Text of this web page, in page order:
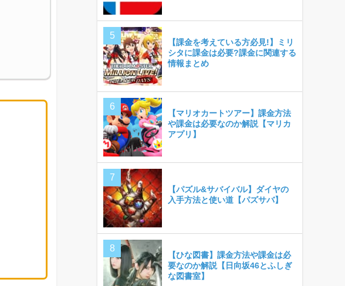
【課金を考えている方必見!】ミリ
シタに課金は必要?課金に関連する
情報まとめ
【マリオカートツアー】課金方法
や課金は必要なのか解説【マリカ
アプリ】
【パズル&サバイバル】ダイヤの
入手方法と使い道【パズサバ】
【ひな図書】課金方法や課金は必
要なのか解説【日向坂46とふしぎ
な図書室】